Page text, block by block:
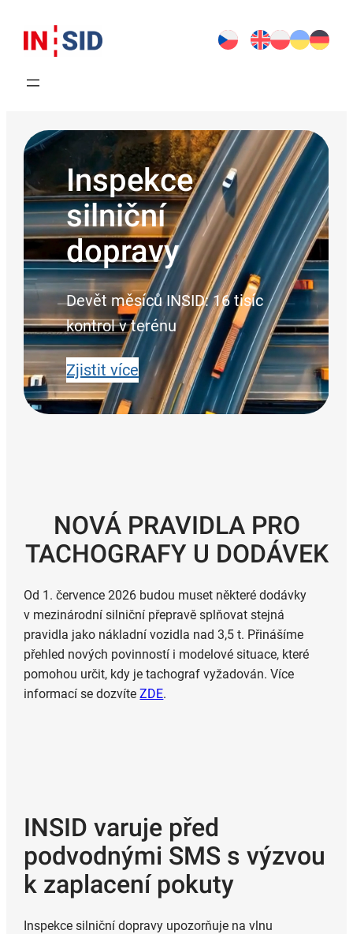
obsah
Inspekce
silniční
dopravy
Devět měsíců INSID: 16 tisíc
kontrol v terénu
Zjistit více
NOVÁ PRAVIDLA PRO
TACHOGRAFY U DODÁVEK
Od 1. července 2026 budou muset některé dodávky
v mezinárodní silniční přepravě splňovat stejná
pravidla jako nákladní vozidla nad 3,5 t. Přinášíme
přehled nových povinností i modelové situace, které
pomohou určit, kdy je tachograf vyžadován. Více
informací se dozvíteZDE.
INSID varuje před
podvodnými SMS s výzvou
k zaplacení pokuty
Inspekce silniční dopravy upozorňuje na vlnu